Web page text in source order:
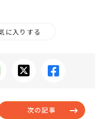
に入りする
次の記事